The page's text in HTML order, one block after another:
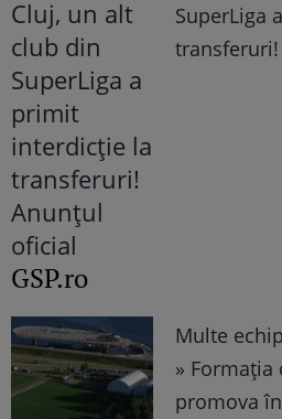
SuperLiga
GSP.ro
Multe
» Formația
promova